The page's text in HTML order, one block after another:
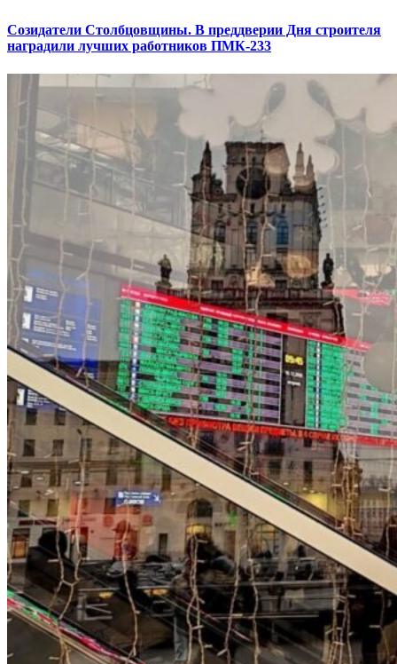
Созидатели Столбцовщины. В преддверии Дня строителя
наградили лучших работников ПМК-233